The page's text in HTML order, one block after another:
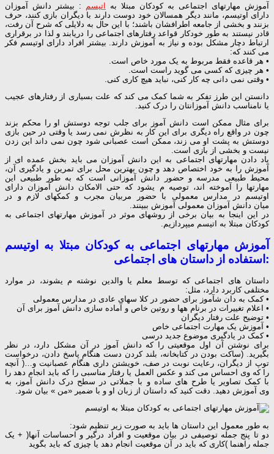
آموزش مهارتهای اجتماعی به کودکان مبتلا به اتیسم
: بیشتر دانش آموزان
دارای اوتیسم، مانند دیگر همسالان خود دوست دارند با دیگران بازی کنند، حرف
بزنند و بخشی از جامعه اطرافشان باشند؛ با این حال به دلایلی که شرح آن رفت،
قادر نیستند به طور خودکار قواعد رفتارهای اجتماعی را دریابند و لذا در برقراری
ارتباط دچار مشکل بوده و نیاز به آموزش دارند. بیشتر افراد دارای اوتیسم فکر
می کنند که:
• هر قاعده فقط مربوط به یک مورد خاص است.
• هر چیزی که کسی می گوید راست است.
• وقتی نمی دانی چه کار کنی، نباید هیچ کاری کنی.
دانستن این طرز تفکر به شما کمک می کند که علت بسیاری از رفتارهای عجیب
یا نامناسب دانش آموزانتان را درک کنید.
برای مثال ممکن است دانش آموز برای جلب توجه دوستش او را محکم بزند
چون در واقع راه دیگری برای این کار به نظرش نمی رسد یا وقتی در حین بازی
دوستش به پشت او می زند، ممکن است عصبانی شود چون نمی داند این زدن
نیست و بخشی از بازی است.
یاد دادن مهارتهای اجتماعی به این دانش آموزان می باید بخش عمده ای از
آموزش را به خود اختصاص دهد و چون بهترین محل برای تمرین و یادگیری آن،
محیط طبیعی مدرسه و حضور دانش آموزانی است که به طور طبیعی این
مهارتها را آموخته اند، توصیه م یشود که حتی الامکان دانش آموزان دارای
اوتیسم در مدارس معمولی با حضور مربیان مجرب و کمکهای لازم و در
میان دانش آموزان معمولی آموزش ببینند.
در این اینجا به بیان برخی از روشهای موثر در آموزش مهارتهای اجتماعی به
کودکان مبتلا به اتیسم میپردازیم.
آموزش مهارتهای اجتماعی به کودکان مبتلا به اوتیسم
:استفاده از داستان های اجتماعی
داستان های اجتماعی که توسط معلم یا والدین نوشته م یشوند، در موارد
مختلفی کاربرد دارد، مثل:
• کمک به دان شآموز برای حضور در کلا سهای عادی در مدارس معمولی
• اعلام تغییرات در برنام هها و روتین خاص و آماده سازی دانش آموز برای آن
• توضیح علت رفتار دیگران
• آموزش یک مهارت اجتماعی خاص
• کمک در یادگیری موضوع جدید درسی
برای نوشتن آن اول موقعیتی را که دانش آموز در آن مشکل دارد، در نظر
بگیرید. (ساکت بودن در کتابخانه، بلند کردن دست هنگام پاسخ دادن، درخواست
توپ از دیگران، رعایت نوبت در صف، خویشتن داری هنگام عصبانیت و…( آنچه
را که وی احساس می کند و عکس العمل یا رفتار مناسبی را که باید انجام دهد را
با کمک تصاویر یا طرح های ساده و با جملاتی در سطح درک دانش آموز، به
وی آموزش دهید. دقت کنید که داستان از زبان او و با ضمیر «من » بیان شود.
به طور معمول این داستان ها باید به صورت زیر تنظیم شود:
دو تا پنج جمله توصیفی در بیان موقعیت و افراد درگیر و احساسات آنها( + یک
جمله راهنما )کاری که باید در آن موقعیت انجام دهد یا چیزی که باید بگوید